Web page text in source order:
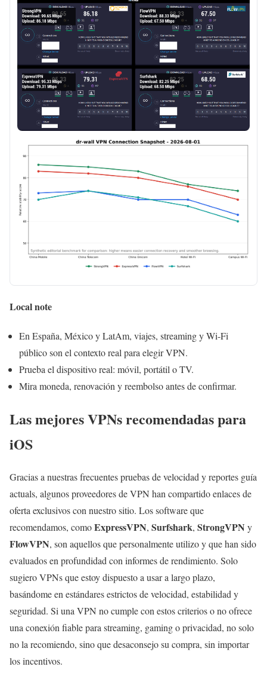
Local note
En España, México y LatAm, viajes, streaming y Wi-Fi
público son el contexto real para elegir VPN.
Prueba el dispositivo real: móvil, portátil o TV.
Mira moneda, renovación y reembolso antes de confirmar.
Las mejores VPNs recomendadas para
iOS
Gracias a nuestras frecuentes pruebas de velocidad y reportes guía
actuals, algunos proveedores de VPN han compartido enlaces de
oferta exclusivos con nuestro sitio. Los software que
recomendamos, comoExpressVPN, Surfshark, StrongVPN y
FlowVPN, son aquellos que personalmente utilizo y que han sido
evaluados en profundidad con informes de rendimiento. Solo
sugiero VPNs que estoy dispuesto a usar a largo plazo,
basándome en estándares estrictos de velocidad, estabilidad y
seguridad. Si una VPN no cumple con estos criterios o no ofrece
una conexión fiable para streaming, gaming o privacidad, no solo
no la recomiendo, sino que desaconsejo su compra, sin importar
los incentivos.